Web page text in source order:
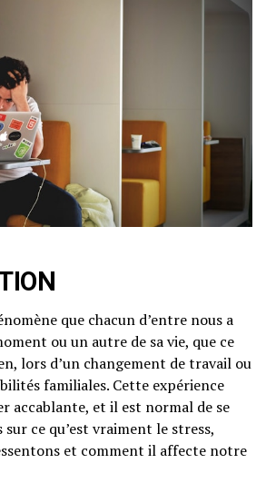
que chacun d’entre nous a
ou un autre de sa vie, que ce
lors d’un changement de travail ou
familiales. Cette expérience
accablante, et il est normal de se
sur ce qu’est vraiment le stress,
et comment il affecte notre